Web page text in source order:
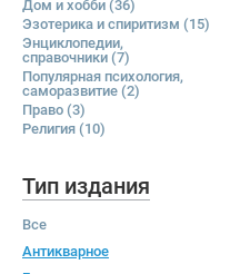
Дом и хобби (36)
Эзотерика и спиритизм (15)
Энциклопедии,
справочники (7)
Популярная психология,
саморазвитие (2)
Право (3)
Религия (10)
Тип издания
Все
Антикварное